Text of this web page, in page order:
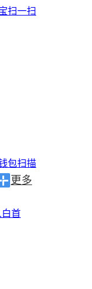
扫一扫
包扫描
更多
首